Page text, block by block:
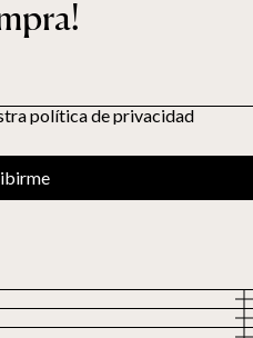
política de privacidad